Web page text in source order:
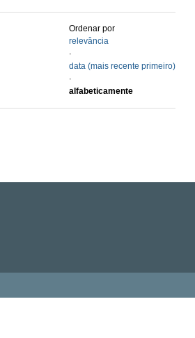
Ordenar por
relevância
·
data (mais recente primeiro)
·
alfabeticamente